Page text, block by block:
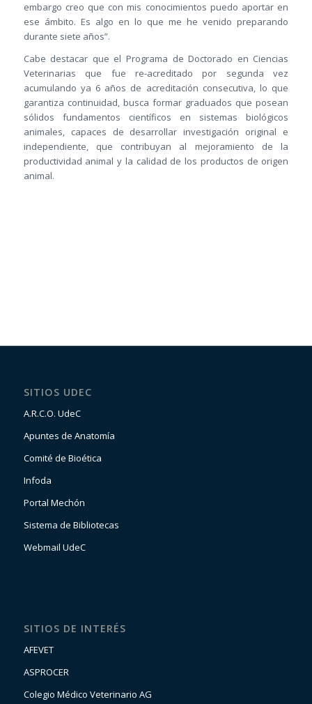
embargo creo que con mis conocimientos puedo aportar en
ese ámbito. Es algo en lo que me he venido preparando
durante siete años”.
Cabe destacar que el Programa de Doctorado en Ciencias
Veterinarias que fue re-acreditado por segunda vez
acumulando ya 6 años de acreditación consecutiva, lo que
garantiza continuidad, busca formar graduados que posean
sólidos fundamentos científicos en sistemas biológicos
animales, capaces de desarrollar investigación original e
independiente, que contribuyan al mejoramiento de la
productividad animal y la calidad de los productos de origen
animal.
SITIOS UDEC
A.R.C.O. UdeC
Apuntes de Anatomía
Comité de Bioética
Infoda
Portal Mechón
Sistema de Bibliotecas
Webmail UdeC
SITIOS DE INTERÉS
AFEVET
ASPROCER
Colegio Médico Veterinario AG